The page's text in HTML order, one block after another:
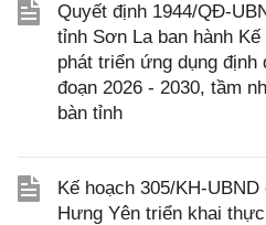
Quyết định 1944/QĐ-
tỉnh Sơn La ban hành
phát triển ứng dụng định
đoạn 2026 - 2030, tầm
bàn tỉnh
Kế hoạch 305/KH-
Hưng Yên triển khai